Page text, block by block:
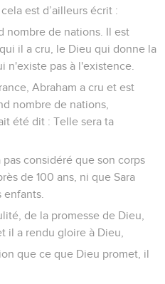
est d’ailleurs écrit :
nombre de nations. Il est
il a cru, le Dieu qui donne la
n'existe pas à l'existence.
Abraham a cru et est
nombre de nations,
été dit : Telle sera ta
pas considéré que son corps
de 100 ans, ni que Sara
de la promesse de Dieu,
il a rendu gloire à Dieu,
que ce que Dieu promet, il